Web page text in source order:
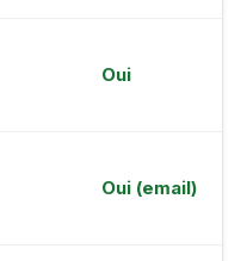
Oui
Oui (email)